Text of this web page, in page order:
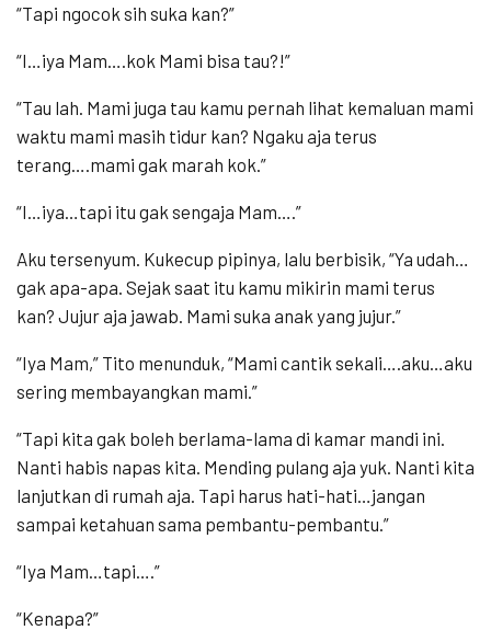
“Tapi ngocok sih suka kan?”
“I…iya Mam….kok Mami bisa tau?!”
“Tau lah. Mami juga tau kamu pernah lihat kemaluan mami
waktu mami masih tidur kan? Ngaku aja terus
terang….mami gak marah kok.”
“I…iya…tapi itu gak sengaja Mam….”
Aku tersenyum. Kukecup pipinya, lalu berbisik, “Ya udah…
gak apa-apa. Sejak saat itu kamu mikirin mami terus
kan? Jujur aja jawab. Mami suka anak yang jujur.”
“Iya Mam,” Tito menunduk, “Mami cantik sekali….aku…aku
sering membayangkan mami.”
“Tapi kita gak boleh berlama-lama di kamar mandi ini.
Nanti habis napas kita. Mending pulang aja yuk. Nanti kita
lanjutkan di rumah aja. Tapi harus hati-hati…jangan
sampai ketahuan sama pembantu-pembantu.”
“Iya Mam…tapi….”
“Kenapa?”